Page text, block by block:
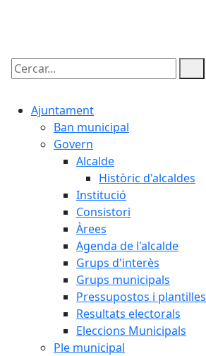
Cercar:
Ajuntament
Ban municipal
Govern
Alcalde
Històric d'alcaldes
Institució
Consistori
Àrees
Agenda de l'alcalde
Grups d'interès
Grups municipals
Pressupostos i plantilles
Resultats electorals
Eleccions Municipals
Ple municipal